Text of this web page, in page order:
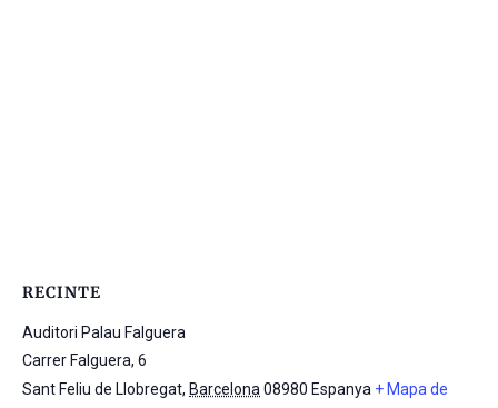
RECINTE
Auditori Palau Falguera
Carrer Falguera, 6
Sant Feliu de Llobregat, Barcelona 08980 Espanya + Mapa de